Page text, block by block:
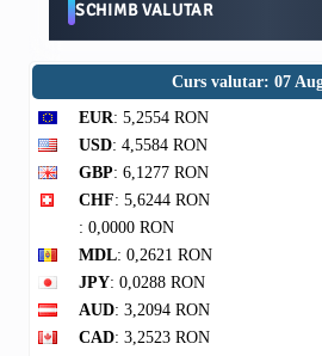
SCHIMB VALUTAR
Curs valutar: 07
EUR: 5,2554 RON
USD: 4,5584 RON
GBP: 6,1277 RON
CHF: 5,6244 RON
: 0,0000 RON
MDL: 0,2621 RON
JPY: 0,0288 RON
AUD: 3,2094 RON
CAD: 3,2523 RON